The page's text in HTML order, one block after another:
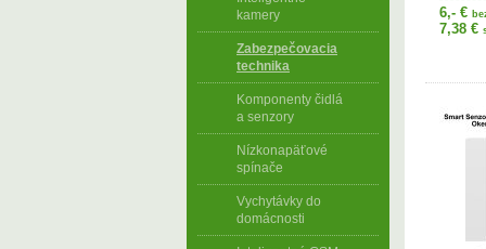
kamery
Zabezpečovacia
technika
Komponenty čidlá
a senzory
Nízkonapäťové
spínače
Vychytávky do
domácnosti
6,- €
7,38 €